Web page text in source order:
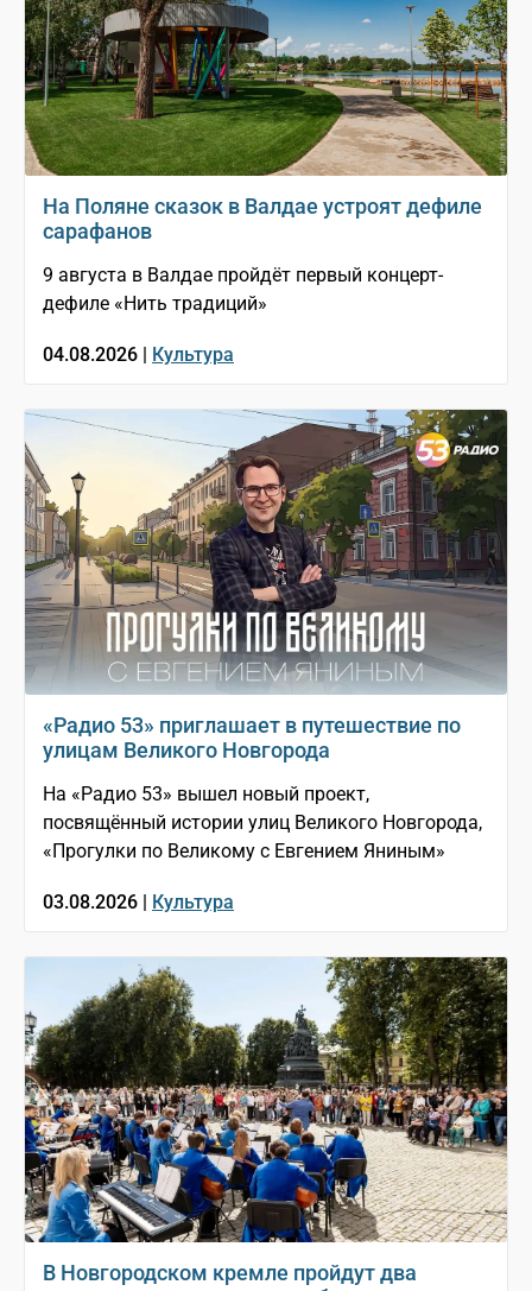
На Поляне сказок в Валдае устроят дефиле
сарафанов
9 августа в Валдае пройдёт первый концерт-
дефиле «Нить традиций»
04.08.2026 | Культура
«Радио 53» приглашает в путешествие по
улицам Великого Новгорода
На «Радио 53» вышел новый проект,
посвящённый истории улиц Великого Новгорода,
«Прогулки по Великому с Евгением Яниным»
03.08.2026 | Культура
В Новгородском кремле пройдут два